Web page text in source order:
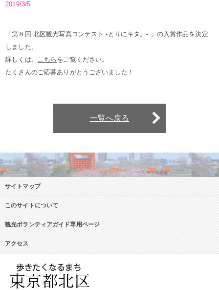
2019/3/5
「第８回 北区観光写真コンテスト -とりにキタ。- 」の入賞作品を決定
しました。
詳しくは、 こちら をご覧ください。
たくさんのご応募ありがとうございました！
一覧へ戻る
サイトマップ
このサイトについて
観光ボランティアガイド専用ページ
アクセス